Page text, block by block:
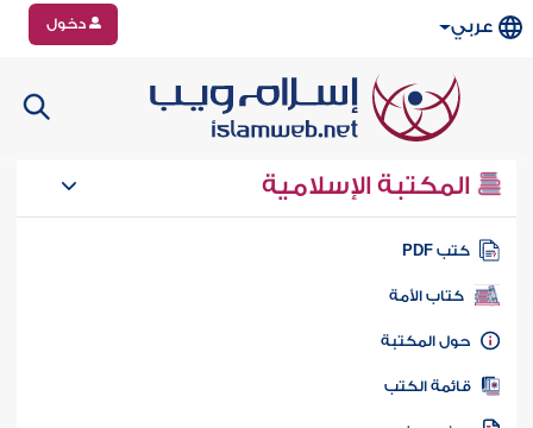
عربي دخول
المكتبة الإسلامية
كتب PDF
كتاب الأمة
المكتبة